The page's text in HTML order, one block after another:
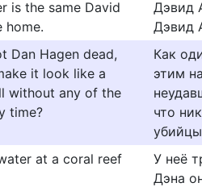
is the same David
home.
Дэвид
Дэвид
Dan Hagen dead,
it look like a
without any of the
time?
Как
этим
что
at a coral reef
У неё
Дэна